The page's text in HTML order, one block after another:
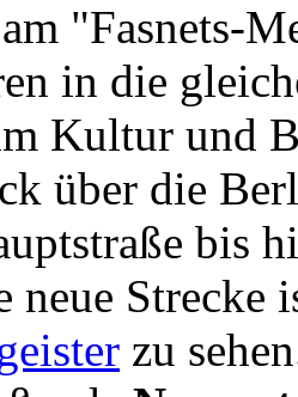
"Fasnets-
in die
Kultur und
über die
bis
neue Strecke
zu